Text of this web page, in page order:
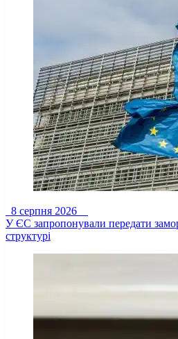
8 серпня 2026
У ЄС запропонували передати
структурі